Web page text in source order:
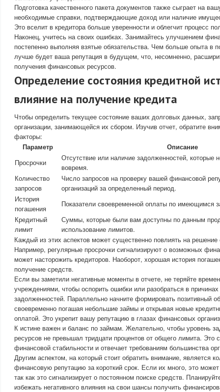
Подготовка качественного пакета документов также сыграет на
необходимые справки, подтверждающие доход или наличие
Это вселит в кредитора больше уверенности и облегчит процесс
Наконец, учитесь на своих ошибках. Занимайтесь улучшением
постепенно выполняя взятые обязательства. Чем больше опыта в
лучше будет ваша репутация в будущем, что, несомненно,
получения финансовых ресурсов.
Определение состояния кредитной
влияние на получение кредита
Чтобы определить текущее состояние ваших долговых данных,
организации, занимающейся их сбором. Изучив отчет, обратите
факторы:
Параметр
Описание
Просрочки
Отсутствие или наличие задолженностей, которые
вовремя.
Количество
запросов
Число запросов на проверку вашей финансовой
организаций за определенный период.
История
погашения
Показатели своевременной оплаты по имеющимся
Кредитный
лимит
Суммы, которые были вам доступны по данным
использование лимитов.
Каждый из этих аспектов может существенно повлиять на
Например, регулярные просрочки сигнализируют о возможных
может насторожить кредиторов. Наоборот, хорошая история
получение средств.
Если вы заметили негативные моменты в отчете, не теряйте
учреждениями, чтобы оспорить ошибки или разобраться в
задолженностей. Параллельно начните формировать позитивный
своевременно погашая небольшие займы и открывая новые
оплатой. Это укрепит вашу репутацию в глазах финансовых
К истине важен и баланс по займам. Желательно, чтобы уровень
ресурсов не превышал тридцати процентов от общего лимита. Это
финансовой стабильности и отвечает требованиям большинства
Другим аспектом, на который стоит обратить внимание, является
финансовую репутацию за короткий срок. Если их много, это
так как это сигнализирует о постоянном поиске средств.
избежать негативного влияния на свои шансы получить